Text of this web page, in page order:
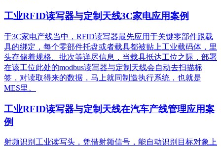
工业RFID读写器与定制天线3C家电应用案例
于3C家电产线当中，RFID读写器最先应用于关键零部件跟载
具的绑定，每个零部件托盘或者载具都被贴上工业载码体，里
头存储着规格、批次等详尽信息，当载具抵达工位之际，部署
在该工位此处的modbus读写器与定制天线会自动去扫描标
签，对读取得来的数据，马上就同制造执行系统，也就是
MES里。
工业RFID读写器与定制天线在汽车产线管理应用案
例
射频识别工业读写头，凭借射频信号，能自动识别目标对象上